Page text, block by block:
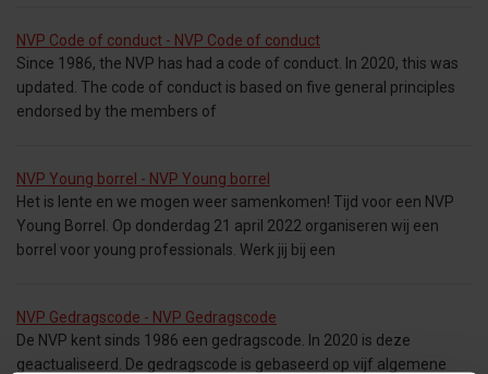
NVP Code of conduct - NVP Code of conduct
Since 1986, the NVP has had a code of conduct. In 2020, this was
updated. The code of conduct is based on five general principles
endorsed by the members of
NVP Young borrel - NVP Young borrel
Het is lente en we mogen weer samenkomen! Tijd voor een NVP
Young Borrel. Op donderdag 21 april 2022 organiseren wij een
borrel voor young professionals. Werk jij bij een
NVP Gedragscode - NVP Gedragscode
De NVP kent sinds 1986 een gedragscode. In 2020 is deze
geactualiseerd. De gedragscode is gebaseerd op vijf algemene